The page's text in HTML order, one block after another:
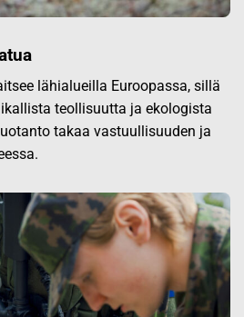
lähialueilla Euroopassa, sillä
teollisuutta ja ekologista
takaa vastuullisuuden ja